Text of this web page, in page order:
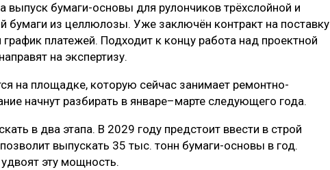
выпуск бумаги-основы для рулончиков трёхслойной и
бумаги из целлюлозы. Уже заключён контракт на поставку
платежей. Подходит к концу работа над проектной
на экспертизу.
на площадке, которую сейчас занимает ремонтно-
начнут разбирать в январе–марте следующего года.
в два этапа. В 2029 году предстоит ввести в строй
выпускать 35 тыс. тонн бумаги-основы в год.
эту мощность.